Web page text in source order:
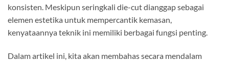
konsisten. Meskipun seringkali die-cut dianggap sebagai
elemen estetika untuk mempercantik kemasan,
kenyataannya teknik ini memiliki berbagai fungsi penting.
Dalam artikel ini, kita akan membahas secara mendalam